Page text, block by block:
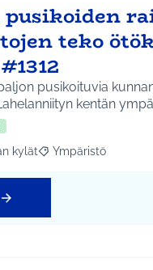
teko
pusikoituvia
kentän
mukaan: Etelä-
kylät Rajaa tulokset
Ympäristö